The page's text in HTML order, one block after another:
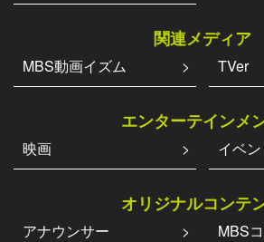
関連メディア
MBS動画イズム TVer
エンターテインメ
映画 イベン
オリジナルコンテ
アナウンサー MBS